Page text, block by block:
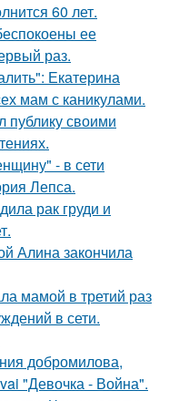
60 лет.
ее
раз.
Екатерина
мам с каникулами.
публику своими
- в сети
Лепса.
рак груди и
Алина закончила
мамой в третий раз
в сети.
добромилова,
"Девочка - Война".